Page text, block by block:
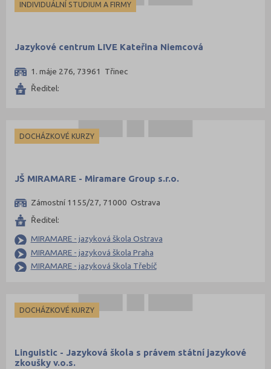
INDIVIDUÁLNÍ STUDIUM A FIRMY
Jazykové centrum LIVE Kateřina Niemcová
1. máje 276, 73961 Třinec
Ředitel:
DOCHÁZKOVÉ KURZY
JŠ MIRAMARE - Miramare Group s.r.o.
Zámostní 1155/27, 71000 Ostrava
Ředitel:
MIRAMARE - jazyková škola Ostrava
MIRAMARE - jazyková škola Praha
MIRAMARE - jazyková škola Třebíč
DOCHÁZKOVÉ KURZY
Linguistic - Jazyková škola s právem státní jazykové
zkoušky v.o.s.